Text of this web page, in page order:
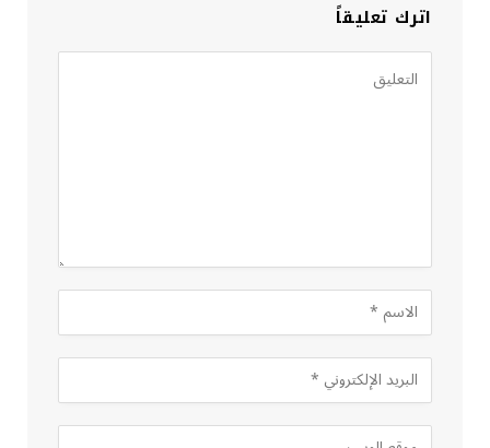
اترك تعليقاً